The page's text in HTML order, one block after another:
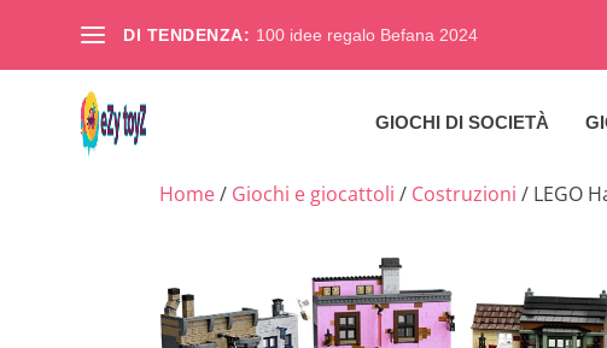
DI TENDENZA: 100 idee regalo Befana 2024
GIOCHI DI SOCIETÀ
Home/ Giochi e giocattoli / Costruzioni / LEGO